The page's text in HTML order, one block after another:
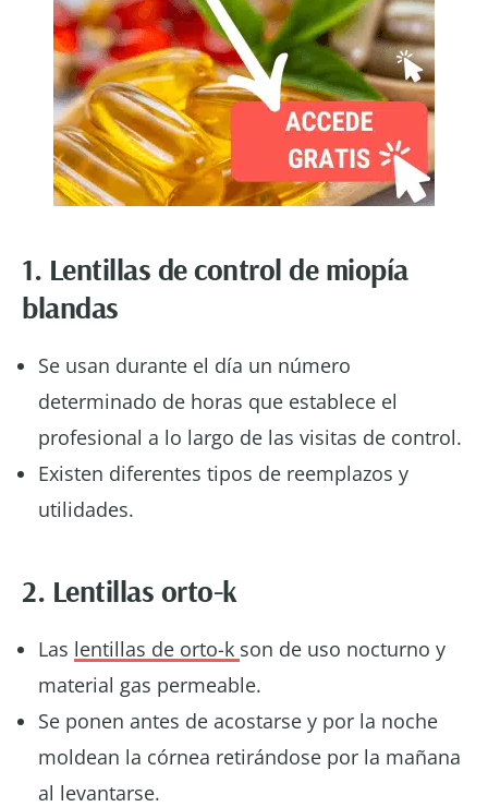
1. Lentillas de control de miopía
blandas
Se usan durante el día un número
determinado de horas que establece el
profesional a lo largo de las visitas de control.
Existen diferentes tipos de reemplazos y
utilidades.
2. Lentillas orto-k
Las lentillas de orto-k son de uso nocturno y
material gas permeable.
Se ponen antes de acostarse y por la noche
moldean la córnea retirándose por la mañana
al levantarse.